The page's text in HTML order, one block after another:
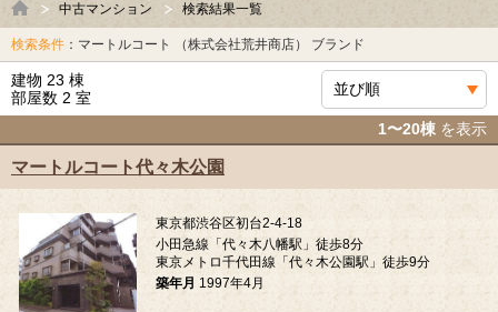
中古マンション 検索結果一覧
検索条件 ：マートルコート （株式会社荒井商店） ブランド
建物 23 棟
部屋数 2 室
1〜20棟 を表示
マートルコート代々木公園
東京都渋谷区初台2-4-18
小田急線「代々木八幡駅」徒歩8分
東京メトロ千代田線「代々木公園駅」徒歩9分
築年月 1997年4月